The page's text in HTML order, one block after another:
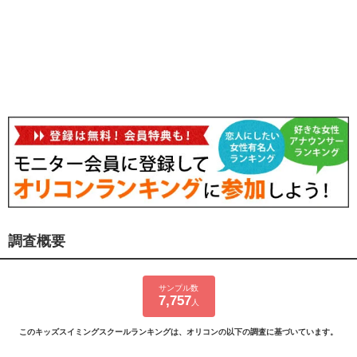
調査概要
サンプル数
7,757 人
このキッズスイミングスクールランキングは、オリコンの以下の調査に基づいています。